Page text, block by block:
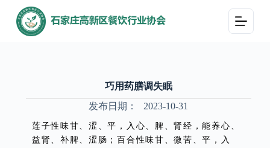
跳
过
巧用药膳调失眠
发布日期：
2023-10-31
莲子性味甘、涩、平，入心、脾、肾经，能养心、
益肾、补脾、涩肠；百合性味甘、微苦、平，入